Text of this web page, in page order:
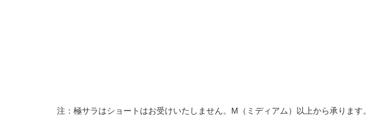
注：極サラはショートはお受けいたしません。M（ミディアム）以上から承ります。